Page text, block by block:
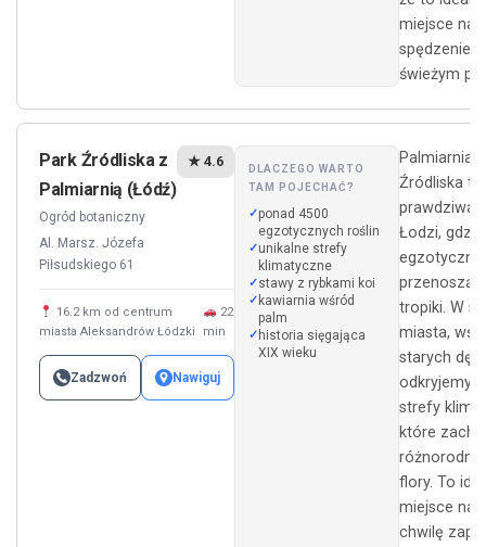
miejsce na
spędzenie
świeżym
Park Źródliska z
Palmiarnią (Łódź)
Ogród botaniczny
Al. Marsz. Józefa
Piłsudskiego 61
★ 4.6
16.2 km od centrum
miasta Aleksandrów Łódzki
22
min
Zadzwoń Nawiguj
DLACZEGO WARTO
TAM POJECHAĆ?
ponad 4500
egzotycznych roślin
unikalne strefy
klimatyczne
stawy z rybkami koi
kawiarnia wśród
palm
historia sięgająca
XIX wieku
Palmiarnia
Źródliska to
prawdziwa
Łodzi, gdzie
egzotyczne
przenoszą
tropiki. W
miasta,
starych
odkryjemy
strefy
które
flory. To
miejsce na
chwilę